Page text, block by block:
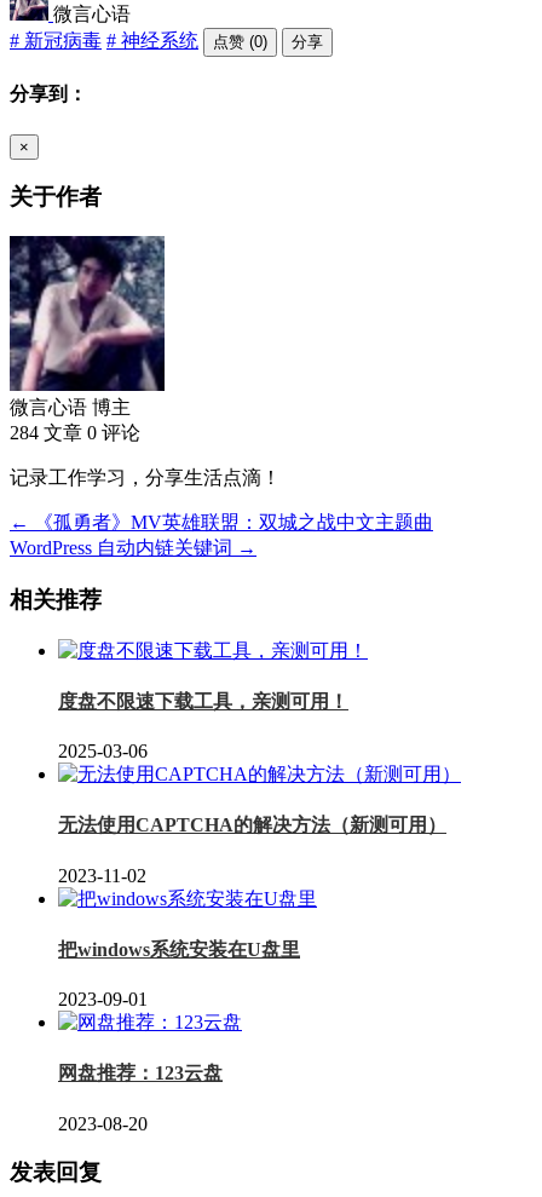
微言心语
# 新冠病毒 # 神经系统 点赞 (0) 分享
分享到：
×
关于作者
微言心语 博主
284 文章 0 评论
记录工作学习，分享生活点滴！
← 《孤勇者》MV英雄联盟：双城之战中文主题曲
WordPress 自动内链关键词 →
相关推荐
度盘不限速下载工具，亲测可用！
2025-03-06
无法使用CAPTCHA的解决方法（新测可用）
2023-11-02
把windows系统安装在U盘里
2023-09-01
网盘推荐：123云盘
2023-08-20
发表回复